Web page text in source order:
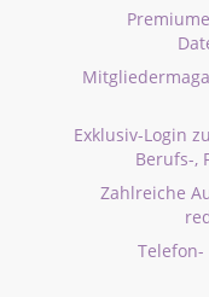
Exklusiv-Login
Berufs-,
Zahlreiche